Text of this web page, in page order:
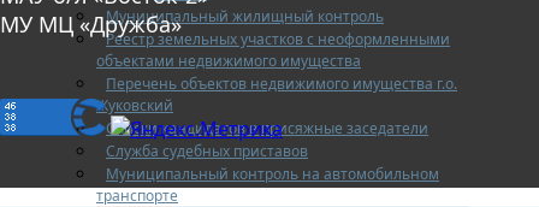
Муниципальный жилищный контроль
Реестр земельных участков с неоформленными
объектами недвижимого имущества
Перечень объектов недвижимого имущества г.о.
Жуковский
Списки кандидатов в присяжные заседатели
Служба судебных приставов
Муниципальный контроль на автомобильном
транспорте
МУ МЦ «Дружба»